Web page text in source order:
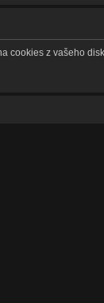
cookies z vašeho